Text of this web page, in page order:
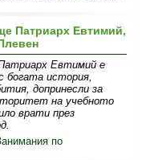
Патриарх Евтимий,
Евтимий е
богата история,
допринесли за
на учебното
врати през
по